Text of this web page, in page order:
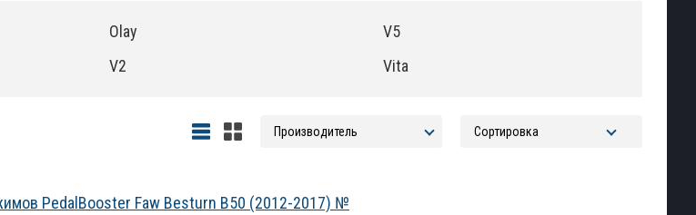
Olay
V2
V5
Vita
PedalBooster Faw Besturn B50 (2012-2017) №